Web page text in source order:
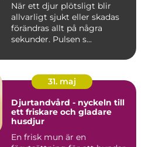
När ett djur plötsligt blir
allvarligt sjukt eller skadas
förändras allt på några
sekunder. Pulsen s...
31. maj
Djurtandvård - nyckeln till
ett friskare och gladare
husdjur
En frisk mun är en